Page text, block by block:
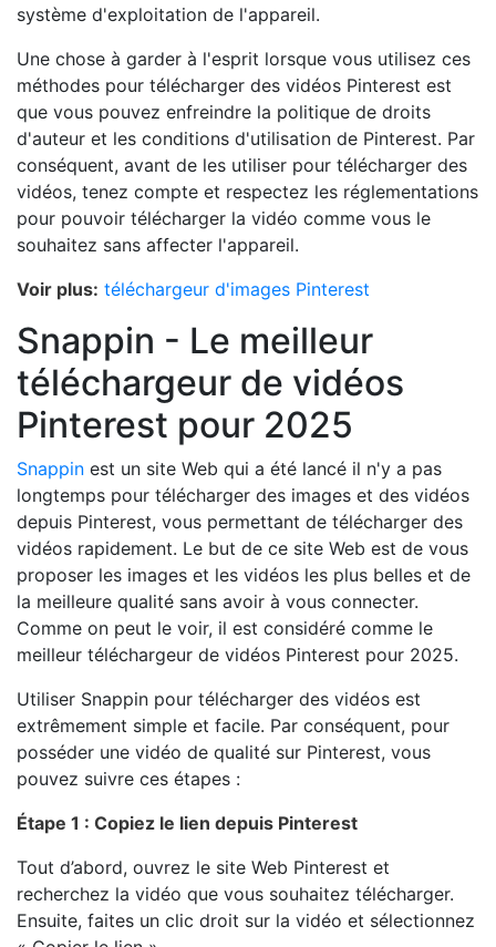
système d'exploitation de l'appareil.
Une chose à garder à l'esprit lorsque vous utilisez ces
méthodes pour télécharger des vidéos Pinterest est
que vous pouvez enfreindre la politique de droits
d'auteur et les conditions d'utilisation de Pinterest. Par
conséquent, avant de les utiliser pour télécharger des
vidéos, tenez compte et respectez les réglementations
pour pouvoir télécharger la vidéo comme vous le
souhaitez sans affecter l'appareil.
Voir plus: téléchargeur d'images Pinterest
Snappin - Le meilleur
téléchargeur de vidéos
Pinterest pour 2025
Snappin est un site Web qui a été lancé il n'y a pas
longtemps pour télécharger des images et des vidéos
depuis Pinterest, vous permettant de télécharger des
vidéos rapidement. Le but de ce site Web est de vous
proposer les images et les vidéos les plus belles et de
la meilleure qualité sans avoir à vous connecter.
Comme on peut le voir, il est considéré comme le
meilleur téléchargeur de vidéos Pinterest pour 2025.
Utiliser Snappin pour télécharger des vidéos est
extrêmement simple et facile. Par conséquent, pour
posséder une vidéo de qualité sur Pinterest, vous
pouvez suivre ces étapes :
Étape 1 : Copiez le lien depuis Pinterest
Tout d’abord, ouvrez le site Web Pinterest et
recherchez la vidéo que vous souhaitez télécharger.
Ensuite, faites un clic droit sur la vidéo et sélectionnez